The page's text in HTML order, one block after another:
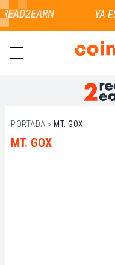
PORTADA » MT. GOX
MT. GOX